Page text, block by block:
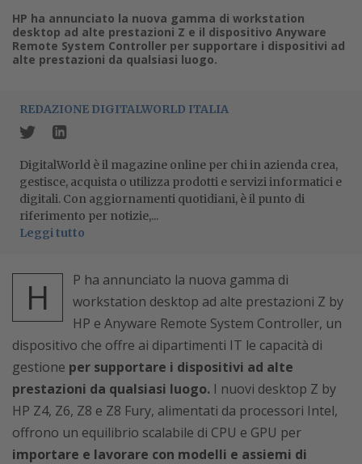
HP ha annunciato la nuova gamma di workstation
desktop ad alte prestazioni Z e il dispositivo Anyware
Remote System Controller per supportare i dispositivi ad
alte prestazioni da qualsiasi luogo.
REDAZIONE DIGITALWORLD ITALIA
DigitalWorld è il magazine online per chi in azienda crea,
gestisce, acquista o utilizza prodotti e servizi informatici e
digitali. Con aggiornamenti quotidiani, è il punto di
riferimento per notizie,...
Leggi tutto
H
P ha annunciato la nuova gamma di
workstation desktop ad alte prestazioni Z by
HP e Anyware Remote System Controller, un
dispositivo che offre ai dipartimenti IT le capacità di
gestione per supportare i dispositivi ad alte
prestazioni da qualsiasi luogo. I nuovi desktop Z by
HP Z4, Z6, Z8 e Z8 Fury, alimentati da processori Intel,
offrono un equilibrio scalabile di CPU e GPU per
importare e lavorare con modelli e assiemi di